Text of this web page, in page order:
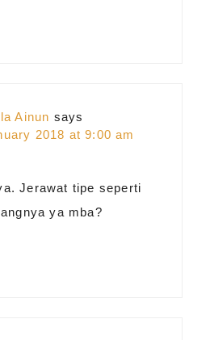
Ainun says
2018 at 9:00 am
Jerawat tipe seperti
ya mba?